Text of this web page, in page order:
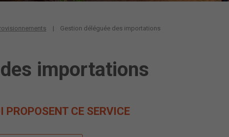
Gestion déléguée des importations
importations
PROPOSENT CE SERVICE